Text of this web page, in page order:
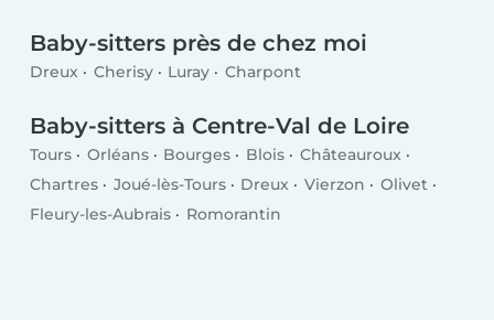
Baby-sitters près de chez moi
Dreux Cherisy Luray Charpont
Baby-sitters à Centre-Val de Loire
Tours Orléans Bourges Blois
Châteauroux
Chartres
Joué-lès-Tours Dreux Vierzon
Olivet
Fleury-les-Aubrais
Romorantin